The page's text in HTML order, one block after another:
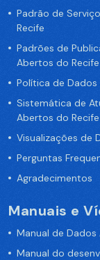
Padrão de
Recife
Padrões de
Abertos do Recife
Política de
Sistemática de
Abertos do Recife
Visualizações de
Perguntas
Agradecimentos
Manuais e
Manual de
Manual do